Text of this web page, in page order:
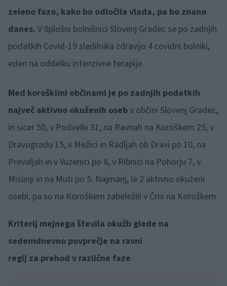
zeleno fazo, kako bo odločila vlada, pa bo znano
danes. V Splošni bolnišnici Slovenj Gradec se po zadnjih
podatkih Covid-19 sledilnika zdravijo 4 covidni bolniki,
eden na oddelku intenzivne terapije.
Med koroškimi občinami je po zadnjih podatkih
največ aktivno okuženih osebv občini Slovenj Gradec,
in sicer 50, v Podvelki 31, na Ravnah na Koroškem 25, v
Dravogradu 15, v Mežici in Radljah ob Dravi po 10, na
Prevaljah in v Vuzenici po 8, v Ribnici na Pohorju 7, v
Mislinji in na Muti po 5. Najmanj, le 2 aktivno okuženi
osebi, pa so na Koroškem zabeležili v Črni na Koroškem.
Kriterij mejnega števila okužb glede na
sedemdnevno povprečje na ravni
regij za prehod v različne faze.